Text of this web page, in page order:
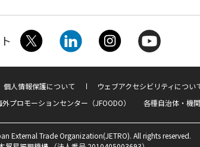
個人情報保護について ウェブアクセシビリティについ
プロモーションセンター（JFOODO） 各種自治体・機
External Trade Organization(JETRO). All rights reserved.